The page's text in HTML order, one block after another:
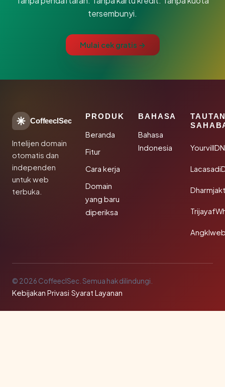
tersembunyi.
Mulai cek gratis →
CoffeeclSec
Intelijen domain
otomatis dan
independen
untuk web
terbuka.
PRODUK
Beranda
Fitur
Cara kerja
Domain
yang baru
diperiksa
BAHASA
Bahasa
Indonesia
© 2026 CoffeeclSec. Semua hak dilindungi.
Kebijakan Privasi·Syarat Layanan